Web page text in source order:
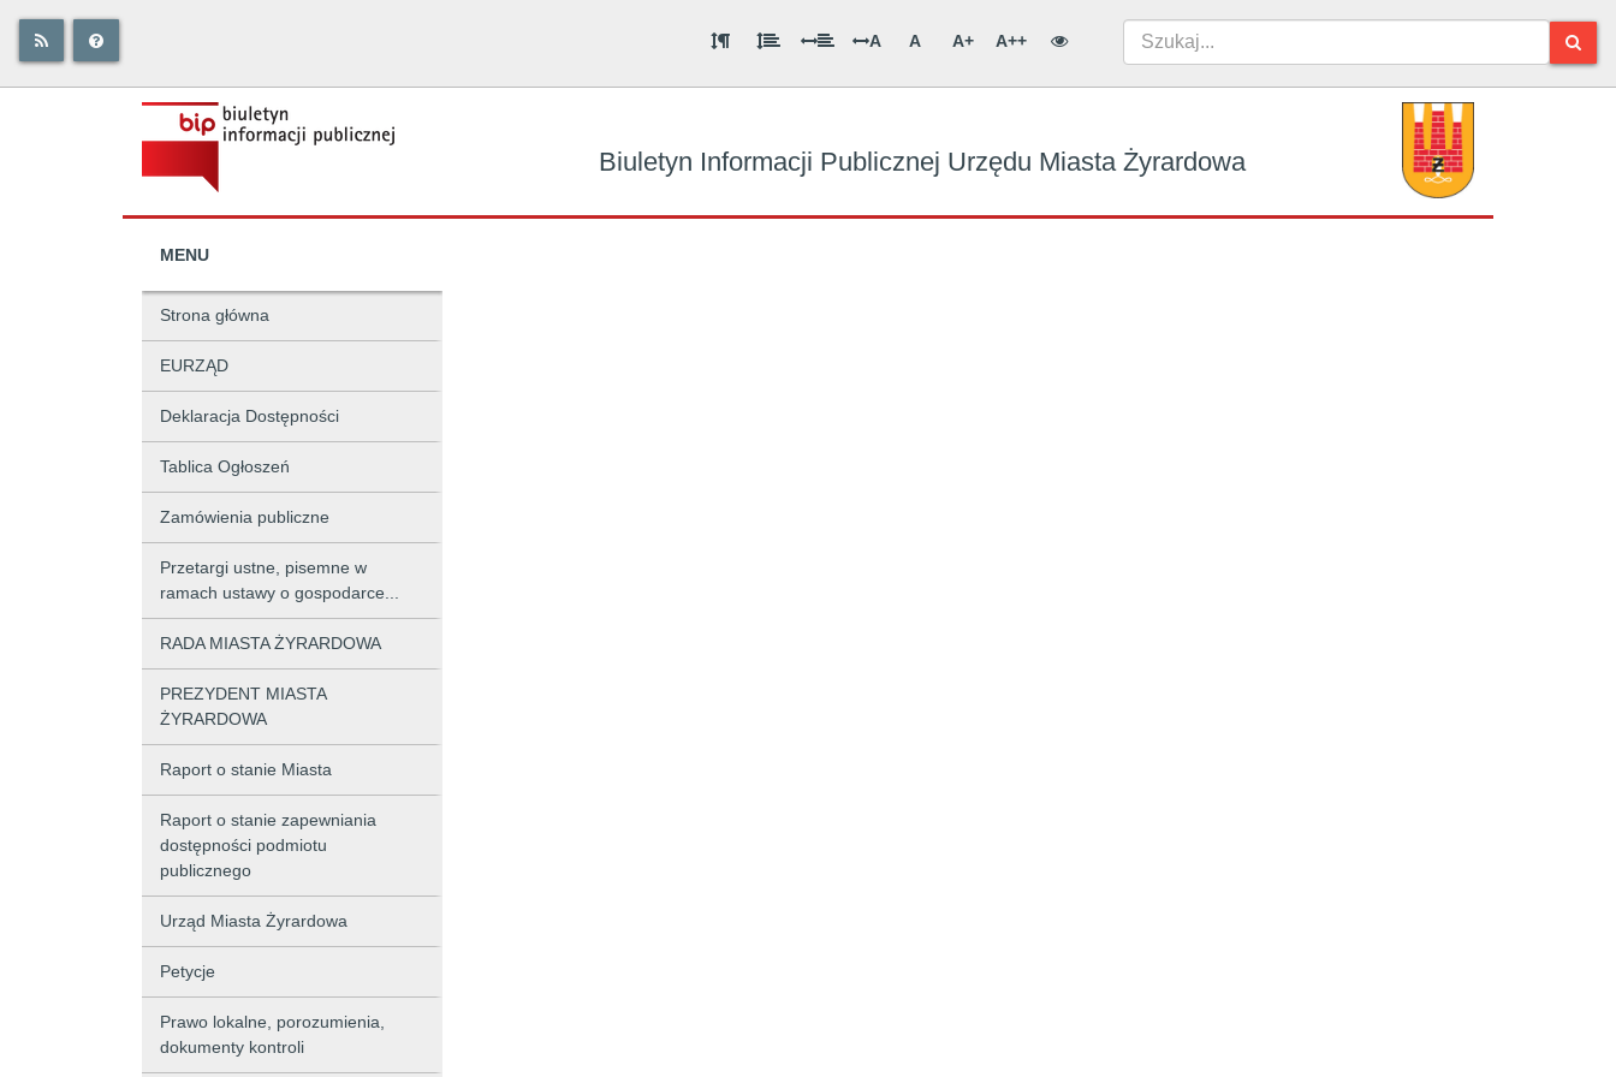
A A A+ A++
Biuletyn Informacji Publicznej Urzędu Miasta Żyrardowa
MENU
Strona główna
EURZĄD
Deklaracja Dostępności
Tablica Ogłoszeń
Zamówienia publiczne
Przetargi ustne, pisemne w
ramach ustawy o gospodarce...
RADA MIASTA ŻYRARDOWA
PREZYDENT MIASTA
ŻYRARDOWA
Raport o stanie Miasta
Raport o stanie zapewniania
dostępności podmiotu
publicznego
Urząd Miasta Żyrardowa
Petycje
Prawo lokalne, porozumienia,
dokumenty kontroli